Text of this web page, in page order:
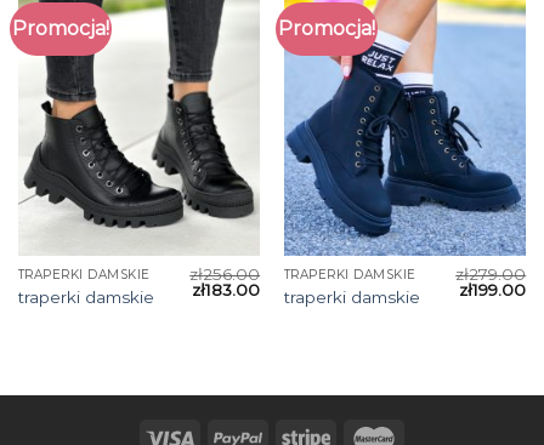
Promocja!
TRAPERKI DAMSKIE
traperki damskie
zł256.00
zł183.00
Promocja!
TRAPERKI DAMSKIE
traperki damskie
zł279.00
zł199.00